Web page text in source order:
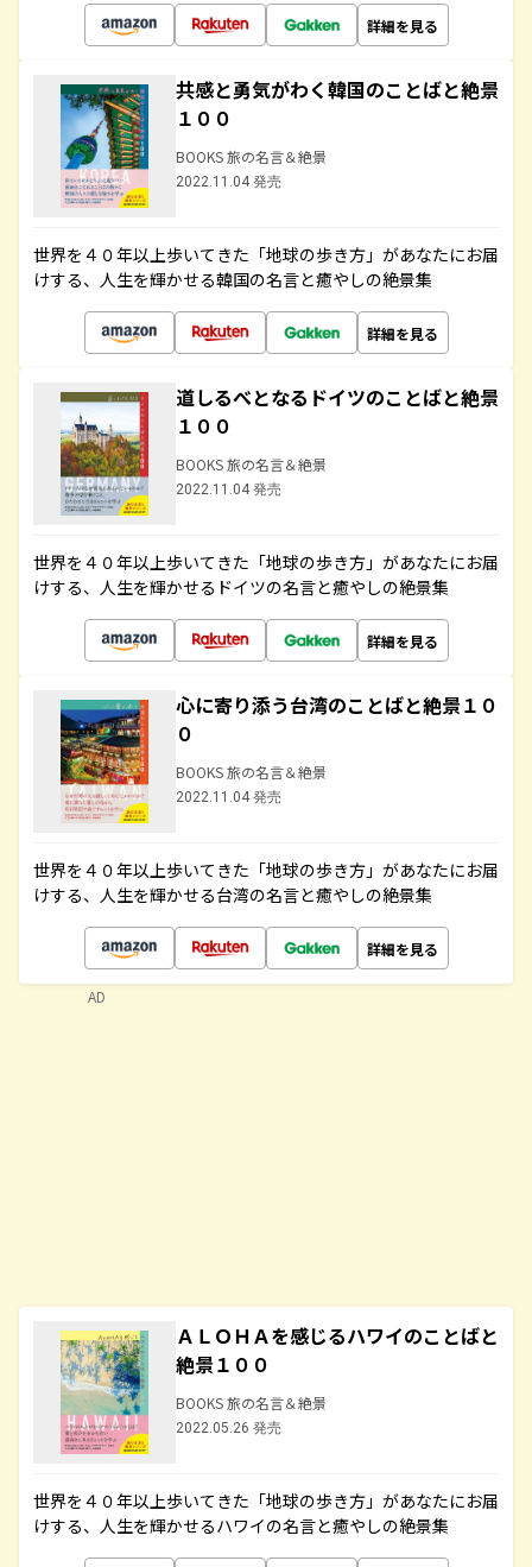
詳細を見る
共感と勇気がわく韓国のことばと絶景
１００
BOOKS 旅の名言＆絶景
2022.11.04 発売
世界を４０年以上歩いてきた「地球の歩き方」があなたにお届
けする、人生を輝かせる韓国の名言と癒やしの絶景集
詳細を見る
道しるべとなるドイツのことばと絶景
１００
BOOKS 旅の名言＆絶景
2022.11.04 発売
世界を４０年以上歩いてきた「地球の歩き方」があなたにお届
けする、人生を輝かせるドイツの名言と癒やしの絶景集
詳細を見る
心に寄り添う台湾のことばと絶景１０
０
BOOKS 旅の名言＆絶景
2022.11.04 発売
世界を４０年以上歩いてきた「地球の歩き方」があなたにお届
けする、人生を輝かせる台湾の名言と癒やしの絶景集
詳細を見る
ＡＬＯＨＡを感じるハワイのことばと
絶景１００
BOOKS 旅の名言＆絶景
2022.05.26 発売
世界を４０年以上歩いてきた「地球の歩き方」があなたにお届
けする、人生を輝かせるハワイの名言と癒やしの絶景集
AD